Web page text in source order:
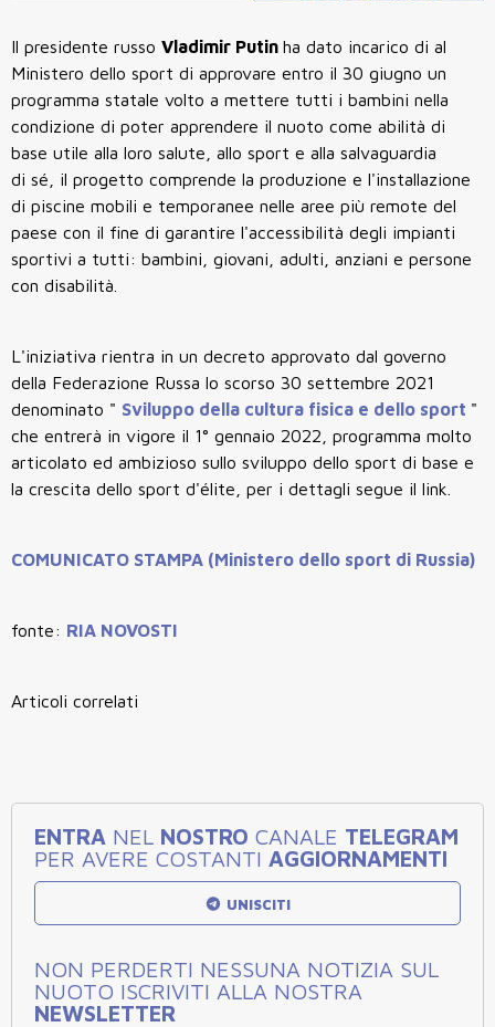
Il presidente russo Vladimir Putin ha dato incarico di al
Ministero dello sport di approvare entro il 30 giugno un
programma statale volto a mettere tutti i bambini nella
condizione di poter apprendere il nuoto come abilità di
base utile alla loro salute, allo sport e alla salvaguardia
di sé, il progetto comprende la produzione e l'installazione
di piscine mobili e temporanee nelle aree più remote del
paese con il fine di garantire l'accessibilità degli impianti
sportivi a tutti: bambini, giovani, adulti, anziani e persone
con disabilità.
L'iniziativa rientra in un decreto approvato dal governo
della Federazione Russa lo scorso 30 settembre 2021
denominato " Sviluppo della cultura fisica e dello sport "
che entrerà in vigore il 1° gennaio 2022, programma molto
articolato ed ambizioso sullo sviluppo dello sport di base e
la crescita dello sport d'élite, per i dettagli segue il link.
COMUNICATO STAMPA (Ministero dello sport di Russia)
fonte: RIA NOVOSTI
Articoli correlati
ENTRA NEL NOSTRO CANALE TELEGRAM
PER AVERE COSTANTI AGGIORNAMENTI
UNISCITI
NON PERDERTI NESSUNA NOTIZIA SUL
NUOTO ISCRIVITI ALLA NOSTRA
NEWSLETTER